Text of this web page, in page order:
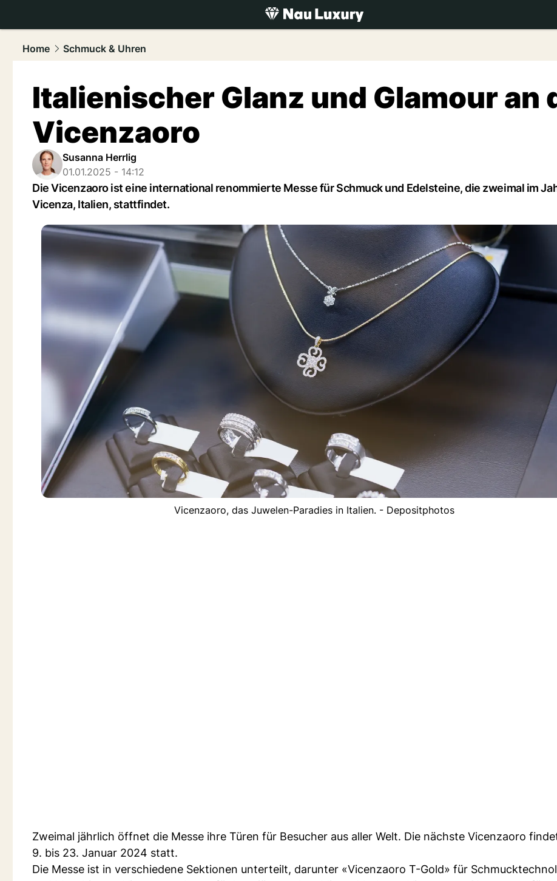
luxury.NAU.ch
Home
Schmuck & Uhren
Italienischer Glanz und Glamour an
Vicenzaoro
Susanna Herrlig
01.01.2025 - 14:12
Die Vicenzaoro ist eine international renommierte Messe für Schmuck und Edelsteine, die zweimal im
Vicenza, Italien, stattfindet.
Vicenzaoro, das Juwelen-Paradies in Italien. - Depositphotos
Zweimal jährlich öffnet die Messe ihre Türen für Besucher aus aller Welt. Die nächste Vicenzaoro
9. bis 23. Januar 2024 statt.
Die Messe ist in verschiedene Sektionen unterteilt, darunter «Vicenzaoro T-Gold» für